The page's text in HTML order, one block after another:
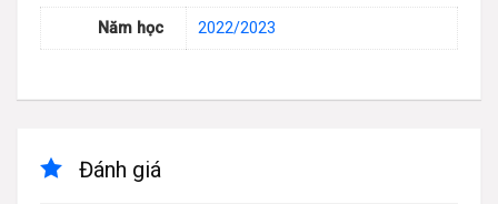
Năm học 2022/2023
Đánh giá